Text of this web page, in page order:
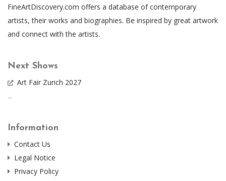
FineArtDiscovery.com offers a database of contemporary
artists, their works and biographies. Be inspired by great artwork
and connect with the artists.
Next Shows
Art Fair Zurich 2027
...
Information
Contact Us
Legal Notice
Privacy Policy